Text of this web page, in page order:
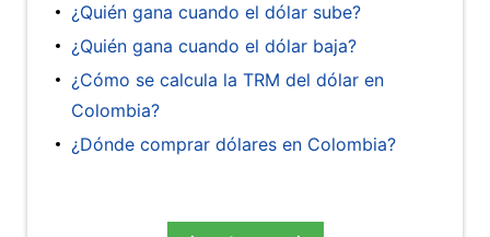
¿Quién gana cuando el dólar sube?
¿Quién gana cuando el dólar baja?
¿Cómo se calcula la TRM del dólar en
Colombia?
¿Dónde comprar dólares en Colombia?